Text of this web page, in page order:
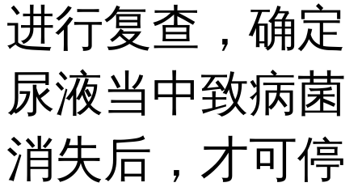
进行复查，确定
尿液当中致病菌
消失后，才可停